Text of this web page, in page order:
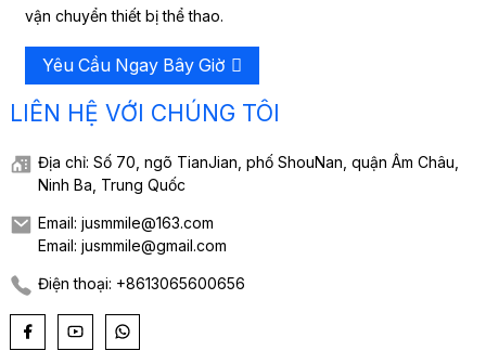
vận chuyển thiết bị thể thao.
Yêu Cầu Ngay Bây Giờ
LIÊN HỆ VỚI CHÚNG TÔI
Địa chỉ: Số 70, ngõ TianJian, phố ShouNan, quận Âm Châu,
Ninh Ba, Trung Quốc
Email: jusmmile@163.com
Email: jusmmile@gmail.com
Điện thoại: +8613065600656